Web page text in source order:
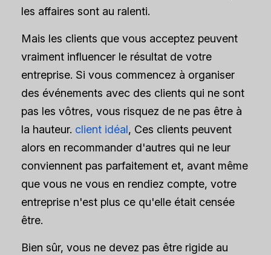
les affaires sont au ralenti.
Mais les clients que vous acceptez peuvent
vraiment influencer le résultat de votre
entreprise. Si vous commencez à organiser
des événements avec des clients qui ne sont
pas les vôtres, vous risquez de ne pas être à
la hauteur. client idéal, Ces clients peuvent
alors en recommander d'autres qui ne leur
conviennent pas parfaitement et, avant même
que vous ne vous en rendiez compte, votre
entreprise n'est plus ce qu'elle était censée
être.
Bien sûr, vous ne devez pas être rigide au